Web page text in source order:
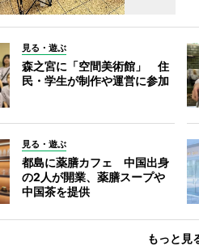
見る・遊ぶ
森之宮に「空間美術館」 住
民・学生が制作や運営に参加
見る・遊ぶ
都島に薬膳カフェ 中国出身
の2人が開業、薬膳スープや
中国茶を提供
もっと見